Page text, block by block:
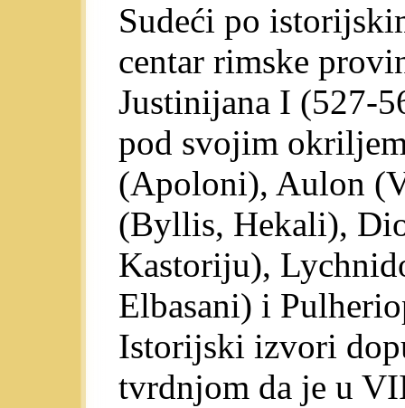
Sudeći po
centar rimske
Justinijana I (527-
pod svojim
(Apoloni), Aulon
(Byllis, Hekali),
Kastoriju),
Elbasani) i
Istorijski izvori
tvrdnjom da je u